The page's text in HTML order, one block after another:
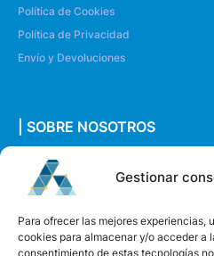
Gestionar
Para ofrecer las mejores experiencias,
cookies para almacenar y/o acceder a
consentimiento de estas tecnologías
Política de Cookies
Política de Privacidad
Envío y Devoluciones
| SOBRE NOSOTROS
Quiénes somos
Envíanos un mensaje